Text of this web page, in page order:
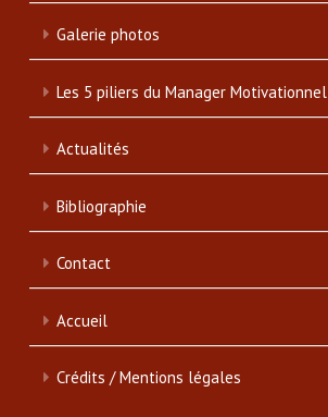
Galerie photos
Les 5 piliers du Manager Motivationnel
Actualités
Bibliographie
Contact
Accueil
Crédits / Mentions légales